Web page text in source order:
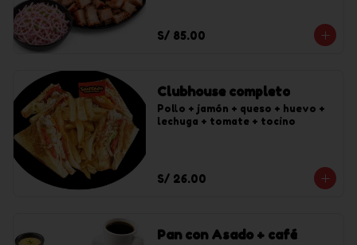
S/ 85.00
Clubhouse completo
Pollo + jamón + queso + huevo +
lechuga + tomate + tocino
S/ 26.00
Pan con Asado + café